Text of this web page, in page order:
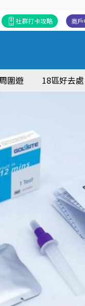
商
社群打卡攻略
圍遊 18區好去處